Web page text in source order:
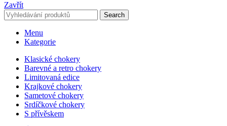
Zavřít
Search
Menu
Kategorie
Klasické chokery
Barevné a retro chokery
Limitovaná edice
Krajkové chokery
Sametové chokery
Srdíčkové chokery
S přívěskem